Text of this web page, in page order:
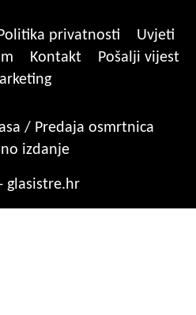
privatnosti
Uvjeti
Kontakt
Pošalji vijest
/ Predaja osmrtnica
izdanje
glasistre.hr